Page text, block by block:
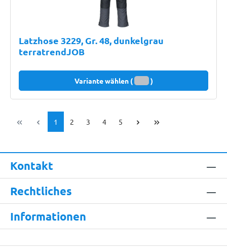
Latzhose 3229, Gr. 48, dunkelgrau
terratrendJOB
Variante wählen ( )
Seite
1 Seite
2 Seite
3 Seite
4 Seite
5
Kontakt
Rechtliches
Informationen